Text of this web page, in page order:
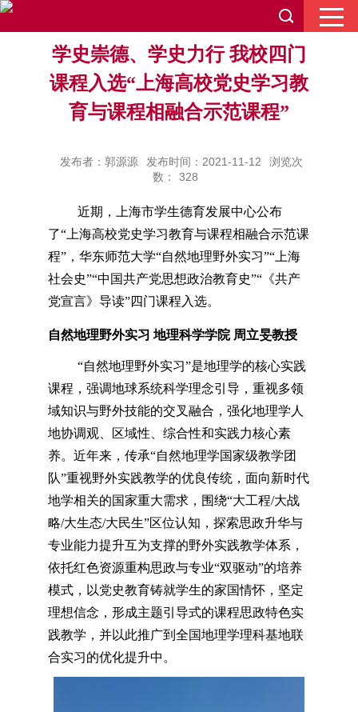
学史崇德、学史力行 我校四门
课程入选“上海高校党史学习教
育与课程相融合示范课程”
发布者：郭源源 发布时间：2021-11-12
浏览次
数：
328
近期，上海市学生德育发展中心公布
了“上海高校党史学习教育与课程相融合示范课
程”，华东师范大学“自然地理野外实习”“ 上海
社会史”“中国共产党思想政治教育史”“ 《共产
党宣言》导读”四门课程入选。
自然地理野外实习 地理科学学院 周立旻教授
“自然地理野外实习”是地理学的核心实践
课程，强调地球系统科学理念引导，重视多领
域知识与野外技能的交叉融合，强化地理学人
地协调观、区域性、综合性和实践力核心素
养。近年来，传承“自然地理学国家级教学团
队”重视野外实践教学的优良传统，面向新时代
地学相关的国家重大需求， 围绕“大工程/大战
略/大生态/大民生”区位认知 ，探索思政升华与
专业能力提升互为支撑的野外实践教学体系，
依托红色资源重构思政与专业“双驱动”的培养
模式，以党史教育铸就学生的家国情怀，坚定
理想信念 ，形成主题引导式的课程思政特色实
践教学，并以此推广到全国地理学理科基地联
合实习的优化提升中。